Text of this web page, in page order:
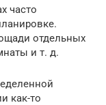
часто
отдельных
и т. д.
как-то